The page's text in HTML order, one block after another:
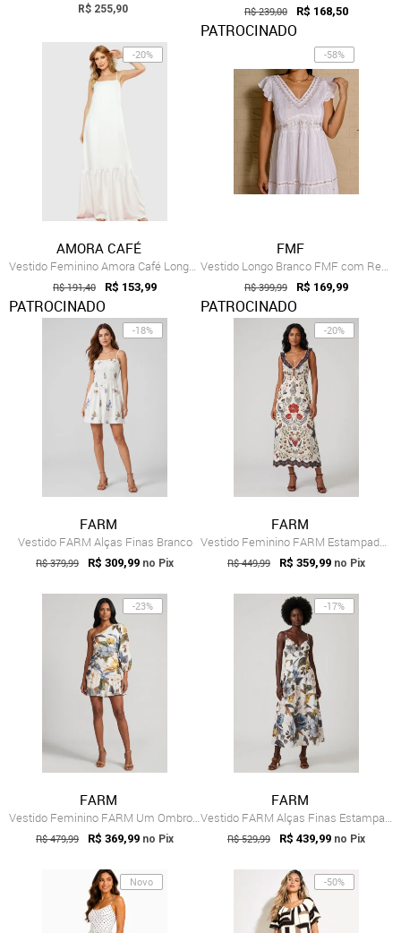
R$ 255,90 R$ 239,00 R$ 168,50
PATROCINADO
-20%
AMORA CAFÉ
Vestido Feminino Amora Café Longo com St...
R$ 191,40 R$ 153,99
PATROCINADO
-58%
FMF
Vestido Longo Branco FMF com Renda Boho ...
R$ 399,99 R$ 169,99
PATROCINADO
-18%
FARM
Vestido FARM Alças Finas Branco
R$ 379,99 R$ 309,99 no Pix
-20%
FARM
Vestido Feminino FARM Estampado Midi Branco
R$ 449,99 R$ 359,99 no Pix
-23%
FARM
Vestido Feminino FARM Um Ombro Assimétri...
R$ 479,99 R$ 369,99 no Pix
-17%
FARM
Vestido FARM Alças Finas Estampado Branco
R$ 529,99 R$ 439,99 no Pix
Novo -50%